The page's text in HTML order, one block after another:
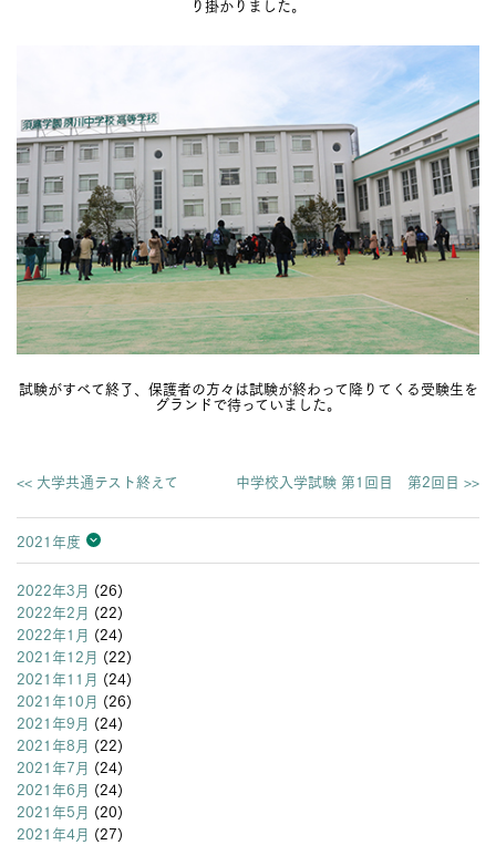
り掛かりました。
試験がすべて終了、保護者の方々は試験が終わって降りてくる受験生を
グランドで待っていました。
<< 大学共通テスト終えて 中学校入学試験 第1回目 第2回目 >>
2021年度
2026年度
2025年度
2024年度
2023年度
2022年度
2021年度
2020年度
2019年度
2018年度
2017年度
2016年度
2015年度
2014年度
2013年度
2022年3月 (26)
2022年2月 (22)
2022年1月 (24)
2021年12月 (22)
2021年11月 (24)
2021年10月 (26)
2021年9月 (24)
2021年8月 (22)
2021年7月 (24)
2021年6月 (24)
2021年5月 (20)
2021年4月 (27)